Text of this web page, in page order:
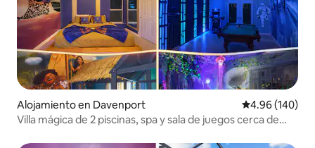
Alojamiento en Davenport Calificación
4.96 (140)
Villa mágica de 2 piscinas, spa y sala de juegos cerca de